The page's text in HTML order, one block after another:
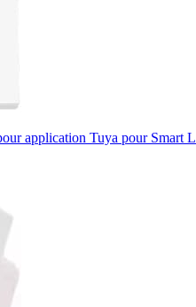
application Tuya pour Smart